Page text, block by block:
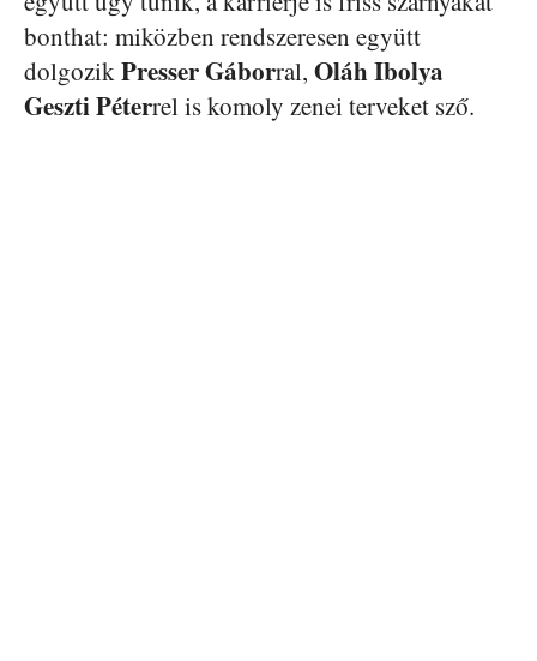
bonthat: miközben rendszeresen együtt
dolgozikPresser Gáborral, Oláh Ibolya
Geszti Péterrel is komoly zenei terveket sző.